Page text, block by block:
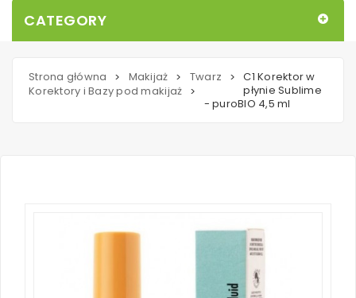
CATEGORY
Strona główna > Makijaż > Twarz
>
Korektory i Bazy pod makijaż >
C1 Korektor w
płynie Sublime
- puroBIO 4,5 ml